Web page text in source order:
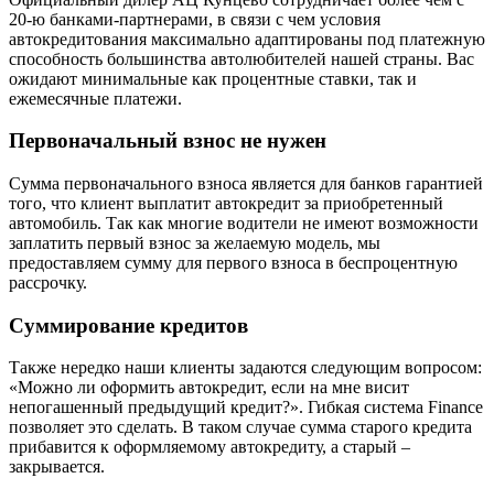
20-ю банками-партнерами, в связи с чем условия
автокредитования максимально адаптированы под платежную
способность большинства автолюбителей нашей страны. Вас
ожидают минимальные как процентные ставки, так и
ежемесячные платежи.
Первоначальный взнос не нужен
Сумма первоначального взноса является для банков гарантией
того, что клиент выплатит автокредит за приобретенный
автомобиль. Так как многие водители не имеют возможности
заплатить первый взнос за желаемую модель, мы
предоставляем сумму для первого взноса в беспроцентную
рассрочку.
Суммирование кредитов
Также нередко наши клиенты задаются следующим вопросом:
«Можно ли оформить автокредит, если на мне висит
непогашенный предыдущий кредит?». Гибкая система Finance
позволяет это сделать. В таком случае сумма старого кредита
прибавится к оформляемому автокредиту, а старый –
закрывается.